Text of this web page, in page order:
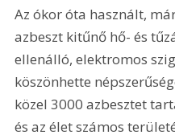
Az ókor óta használt,
azbeszt kitűnő hő- és
ellenálló, elektromos
köszönhette
közel 3000 azbesztet
és az élet számos